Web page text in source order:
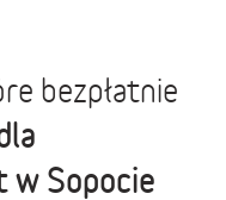
bezpłatnie
w Sopocie